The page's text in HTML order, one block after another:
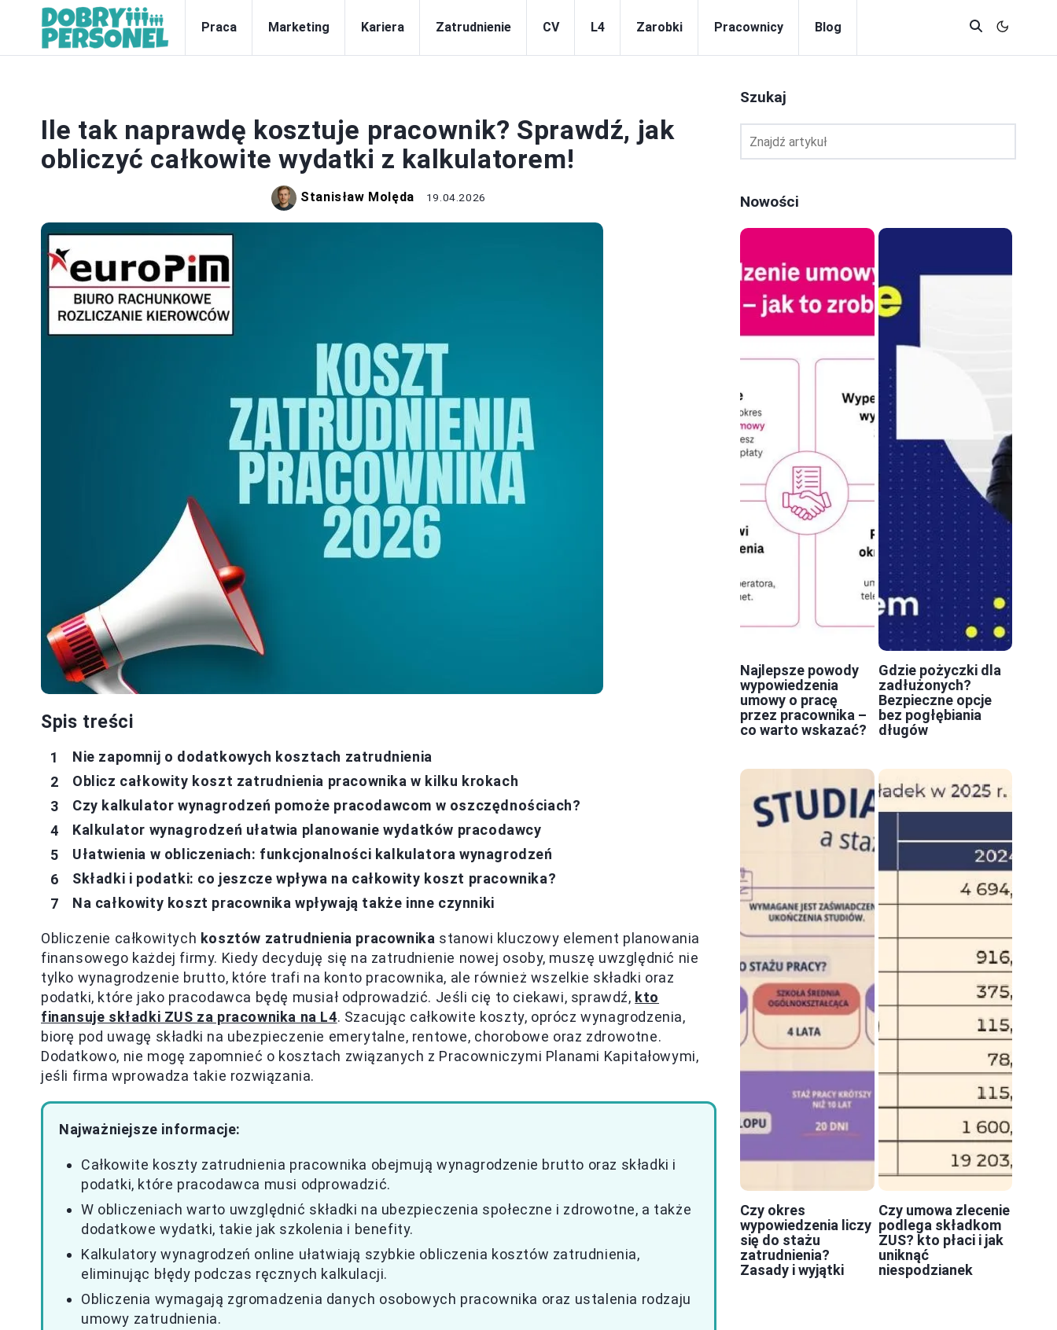
Praca Marketing Kariera Zatrudnienie CV L4 Zarobki Pracownicy Blog
Ile tak naprawdę kosztuje pracownik? Sprawdź, jak
obliczyć całkowite wydatki z kalkulatorem!
Stanisław Molęda 19.04.2026
Spis treści
Nie zapomnij o dodatkowych kosztach zatrudnienia
Oblicz całkowity koszt zatrudnienia pracownika w kilku krokach
Czy kalkulator wynagrodzeń pomoże pracodawcom w oszczędnościach?
Kalkulator wynagrodzeń ułatwia planowanie wydatków pracodawcy
Ułatwienia w obliczeniach: funkcjonalności kalkulatora wynagrodzeń
Składki i podatki: co jeszcze wpływa na całkowity koszt pracownika?
Na całkowity koszt pracownika wpływają także inne czynniki
Obliczenie całkowitych kosztów zatrudnienia pracownika stanowi kluczowy element planowania
finansowego każdej firmy. Kiedy decyduję się na zatrudnienie nowej osoby, muszę uwzględnić nie
tylko wynagrodzenie brutto, które trafi na konto pracownika, ale również wszelkie składki oraz
podatki, które jako pracodawca będę musiał odprowadzić. Jeśli cię to ciekawi, sprawdź, kto
finansuje składki ZUS za pracownika na L4. Szacując całkowite koszty, oprócz wynagrodzenia,
biorę pod uwagę składki na ubezpieczenie emerytalne, rentowe, chorobowe oraz zdrowotne.
Dodatkowo, nie mogę zapomnieć o kosztach związanych z Pracowniczymi Planami Kapitałowymi,
jeśli firma wprowadza takie rozwiązania.
Najważniejsze informacje:
Całkowite koszty zatrudnienia pracownika obejmują wynagrodzenie brutto oraz składki i
podatki, które pracodawca musi odprowadzić.
W obliczeniach warto uwzględnić składki na ubezpieczenia społeczne i zdrowotne, a także
dodatkowe wydatki, takie jak szkolenia i benefity.
Kalkulatory wynagrodzeń online ułatwiają szybkie obliczenia kosztów zatrudnienia,
eliminując błędy podczas ręcznych kalkulacji.
Obliczenia wymagają zgromadzenia danych osobowych pracownika oraz ustalenia rodzaju
umowy zatrudnienia.
Szukaj
Nowości
Najlepsze powody
wypowiedzenia
umowy o pracę
przez pracownika –
co warto wskazać?
Gdzie pożyczki dla
zadłużonych?
Bezpieczne opcje
bez pogłębiania
długów
Czy okres
wypowiedzenia liczy
się do stażu
zatrudnienia?
Zasady i wyjątki
Czy umowa zlecenie
podlega składkom
ZUS? kto płaci i jak
uniknąć
niespodzianek